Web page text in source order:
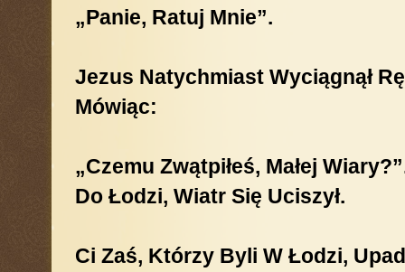
„Panie, Ratuj Mnie”.
Jezus Natychmiast Wyciągnął
Mówiąc:
„Czemu Zwątpiłeś, Małej
Do Łodzi, Wiatr Się Uciszył.
Ci Zaś, Którzy Byli W Łodzi,